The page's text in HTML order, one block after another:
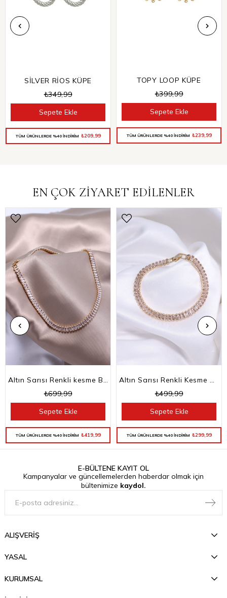
SİLVER RİOS KÜPE
₺349,99
Sepete Ekle
TÜM ÜRÜNLERDE %40 İNDİRİM ₺209,99
TOPY LOOP KÜPE
₺399,99
Sepete Ekle
TÜM ÜRÜNLERDE %40 İNDİRİM ₺239,99
EN ÇOK ZİYARET EDİLENLER
Altın Sarısı Renkli kesme Baget Taşlı Su Yolu Choker Kolye
₺699,99
TÜM ÜRÜNLERDE %40 İNDİRİM ₺419,99
Sepete Ekle
Altın Sarısı Renkli Kesme Baget Taşlı Su Yolu Bileklik
₺499,99
TÜM ÜRÜNLERDE %40 İNDİRİM ₺299,99
Sepete Ekle
E-BÜLTENE KAYIT OL
Kampanyalar ve güncellemelerden haberdar olmak için
bültenimize kaydol.
ALIŞVERİŞ
YASAL
KURUMSAL